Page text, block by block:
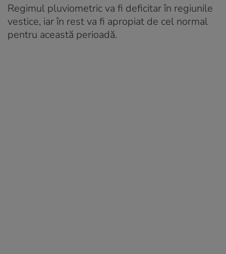
Regimul pluviometric va fi deficitar în regiunile
vestice, iar în rest va fi apropiat de cel normal
pentru această perioadă.